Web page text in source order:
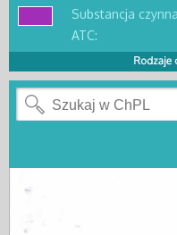
Substancja
ATC: